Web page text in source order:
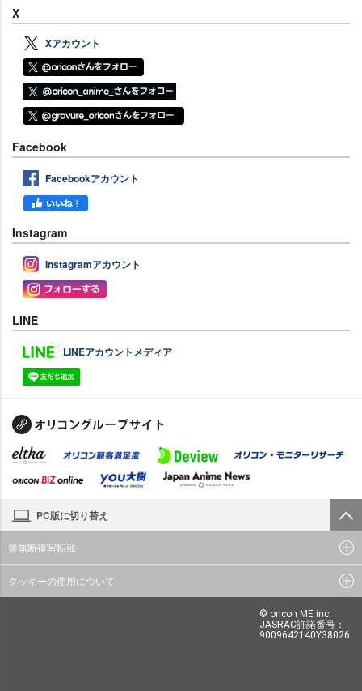
X
Xアカウント
Facebook
Facebookアカウント
Instagram
Instagramアカウント
LINE
LINEアカウントメディア
PC版に切り替え
禁無断複写転載
クッキーの使用について
© oricon ME inc.
JASRAC許諾番号：
9009642140Y38026